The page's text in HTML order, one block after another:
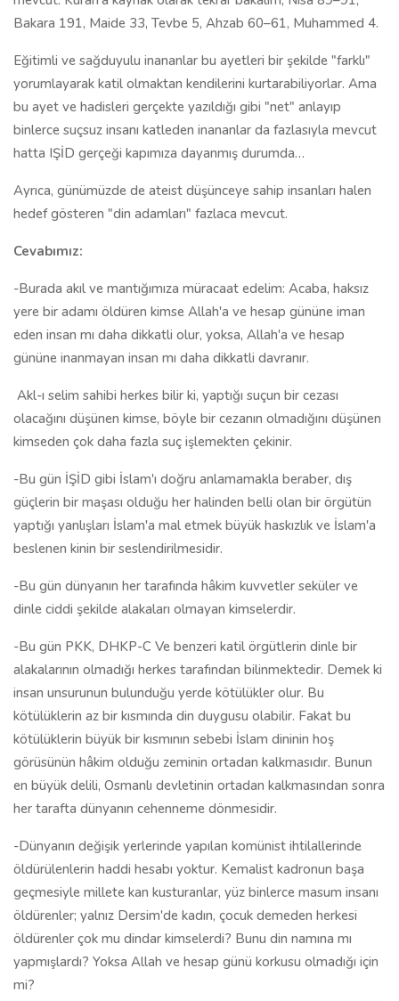
Bakara 191, Maide 33, Tevbe 5, Ahzab 60–61, Muhammed 4.
Eğitimli ve sağduyulu inananlar bu ayetleri bir şekilde "farklı"
yorumlayarak katil olmaktan kendilerini kurtarabiliyorlar. Ama
bu ayet ve hadisleri gerçekte yazıldığı gibi "net" anlayıp
binlerce suçsuz insanı katleden inananlar da fazlasıyla mevcut
hatta IŞİD gerçeği kapımıza dayanmış durumda…
Ayrıca, günümüzde de ateist düşünceye sahip insanları halen
hedef gösteren "din adamları" fazlaca mevcut.
Cevabımız:
-Burada akıl ve mantığımıza müracaat edelim: Acaba, haksız
yere bir adamı öldüren kimse Allah'a ve hesap gününe iman
eden insan mı daha dikkatli olur, yoksa, Allah'a ve hesap
gününe inanmayan insan mı daha dikkatli davranır.
Akl-ı selim sahibi herkes bilir ki, yaptığı suçun bir cezası
olacağını düşünen kimse, böyle bir cezanın olmadığını düşünen
kimseden çok daha fazla suç işlemekten çekinir.
-Bu gün İŞİD gibi İslam'ı doğru anlamamakla beraber, dış
güçlerin bir maşası olduğu her halinden belli olan bir örgütün
yaptığı yanlışları İslam'a mal etmek büyük haskızlık ve İslam'a
beslenen kinin bir seslendirilmesidir.
-Bu gün dünyanın her tarafında hâkim kuvvetler seküler ve
dinle ciddi şekilde alakaları olmayan kimselerdir.
-Bu gün PKK, DHKP-C Ve benzeri katil örgütlerin dinle bir
alakalarının olmadığı herkes tarafından bilinmektedir. Demek ki
insan unsurunun bulunduğu yerde kötülükler olur. Bu
kötülüklerin az bir kısmında din duygusu olabilir. Fakat bu
kötülüklerin büyük bir kısmının sebebi İslam dininin hoş
görüsünün hâkim olduğu zeminin ortadan kalkmasıdır. Bunun
en büyük delili, Osmanlı devletinin ortadan kalkmasından sonra
her tarafta dünyanın cehenneme dönmesidir.
-Dünyanın değişik yerlerinde yapılan komünist ihtilallerinde
öldürülenlerin haddi hesabı yoktur. Kemalist kadronun başa
geçmesiyle millete kan kusturanlar, yüz binlerce masum insanı
öldürenler; yalnız Dersim'de kadın, çocuk demeden herkesi
öldürenler çok mu dindar kimselerdi? Bunu din namına mı
yapmışlardı? Yoksa Allah ve hesap günü korkusu olmadığı için
mi?